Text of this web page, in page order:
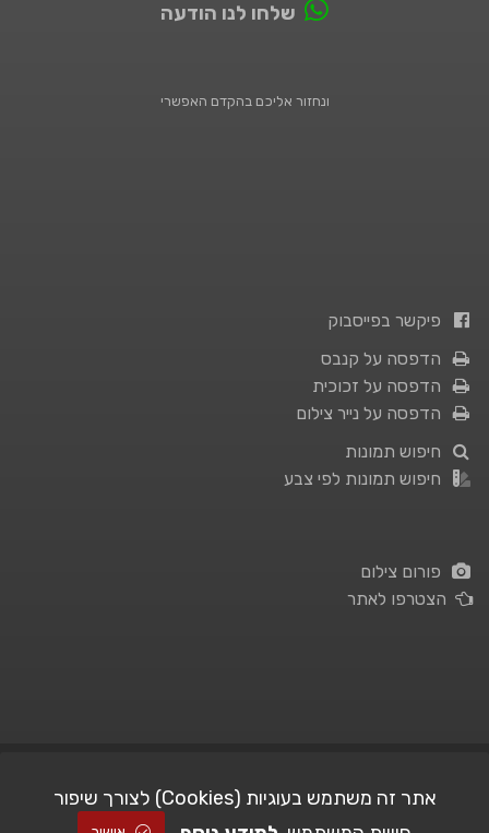
שלחו לנו הודעה
ונחזור אליכם בהקדם האפשרי
פיקשר בפייסבוק
הדפסה על קנבס
הדפסה על זכוכית
הדפסה על נייר צילום
חיפוש תמונות
חיפוש תמונות לפי צבע
פורום צילום
הצטרפו לאתר
אתר זה משתמש בעוגיות (Cookies) לצורך שיפור